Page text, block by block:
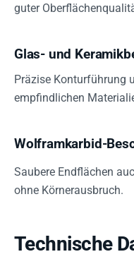
guter
Glas- und
Präzise Konturführung
empfindlichen
Wolframkarbid-
Saubere Endflächen
ohne Körnerausbruch.
Technische